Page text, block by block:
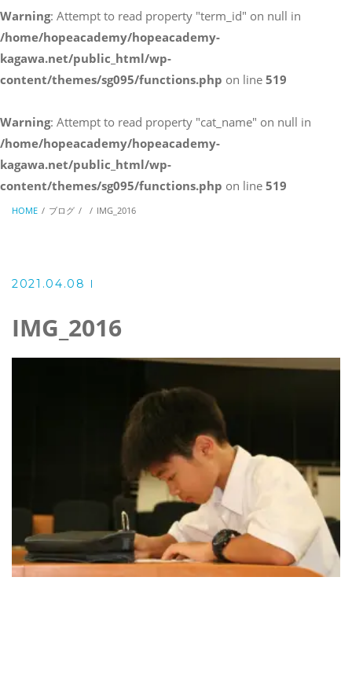
CONTACT
Warning: Attempt to read property "term_id" on null in
/home/hopeacademy/hopeacademy-
kagawa.net/public_html/wp-
content/themes/sg095/functions.php on line 519
Warning: Attempt to read property "cat_name" on null in
/home/hopeacademy/hopeacademy-
kagawa.net/public_html/wp-
content/themes/sg095/functions.php on line 519
HOME ブログ IMG_2016
2021.04.08
IMG_2016